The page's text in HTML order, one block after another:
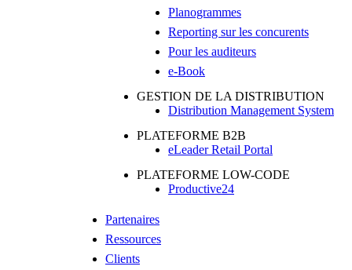
Planogrammes
Reporting sur les concurents
Pour les auditeurs
e-Book
GESTION DE LA DISTRIBUTION
Distribution Management System
PLATEFORME B2B
eLeader Retail Portal
PLATEFORME LOW-CODE
Productive24
Partenaires
Ressources
Clients